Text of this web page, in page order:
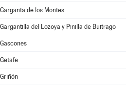
Garganta de los Montes
Gargantilla del Lozoya y Pinilla de Buitrago
Gascones
Getafe
Griñón